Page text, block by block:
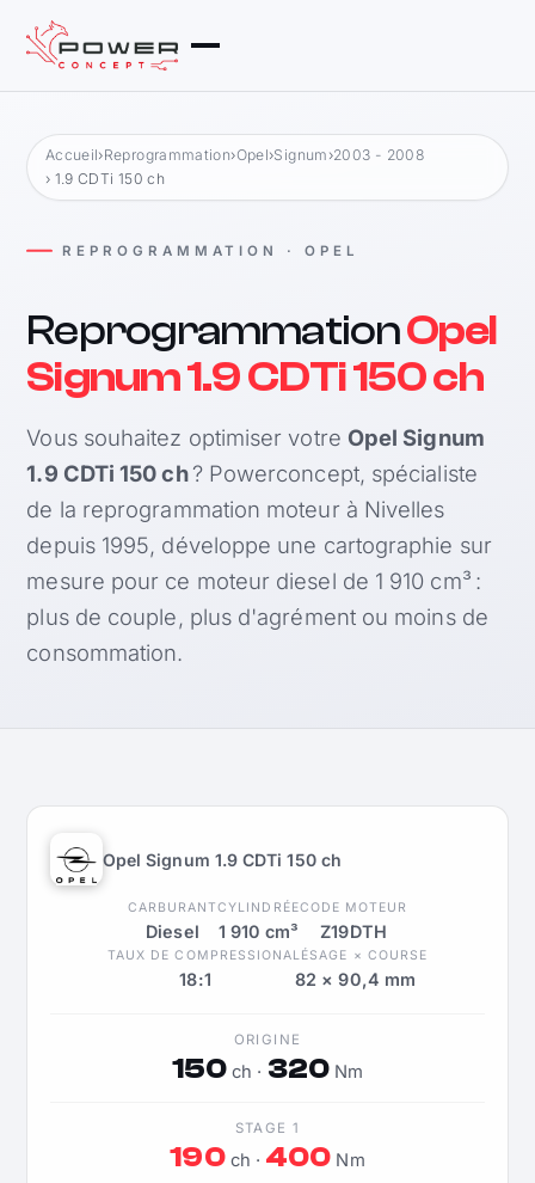
Accueil›Reprogrammation›Opel›Signum ›2003 - 2008
› 1.9 CDTi 150 ch
REPROGRAMMATION · OPEL
ReprogrammationOpel
Signum 1.9 CDTi 150 ch
Vous souhaitez optimiser votre Opel Signum
1.9 CDTi 150 ch? Powerconcept, spécialiste
de la reprogrammation moteur à Nivelles
depuis 1995, développe une cartographie sur
mesure pour ce moteur diesel de 1 910 cm³ :
plus de couple, plus d'agrément ou moins de
consommation.
Opel Signum 1.9 CDTi 150 ch
CARBURANT
Diesel
CYLINDRÉE
1 910 cm³
CODE MOTEUR
Z19DTH
TAUX DE COMPRESSION
18:1
ALÉSAGE × COURSE
82 × 90,4 mm
ORIGINE
150 ch · 320Nm
STAGE 1
190ch · 400 Nm